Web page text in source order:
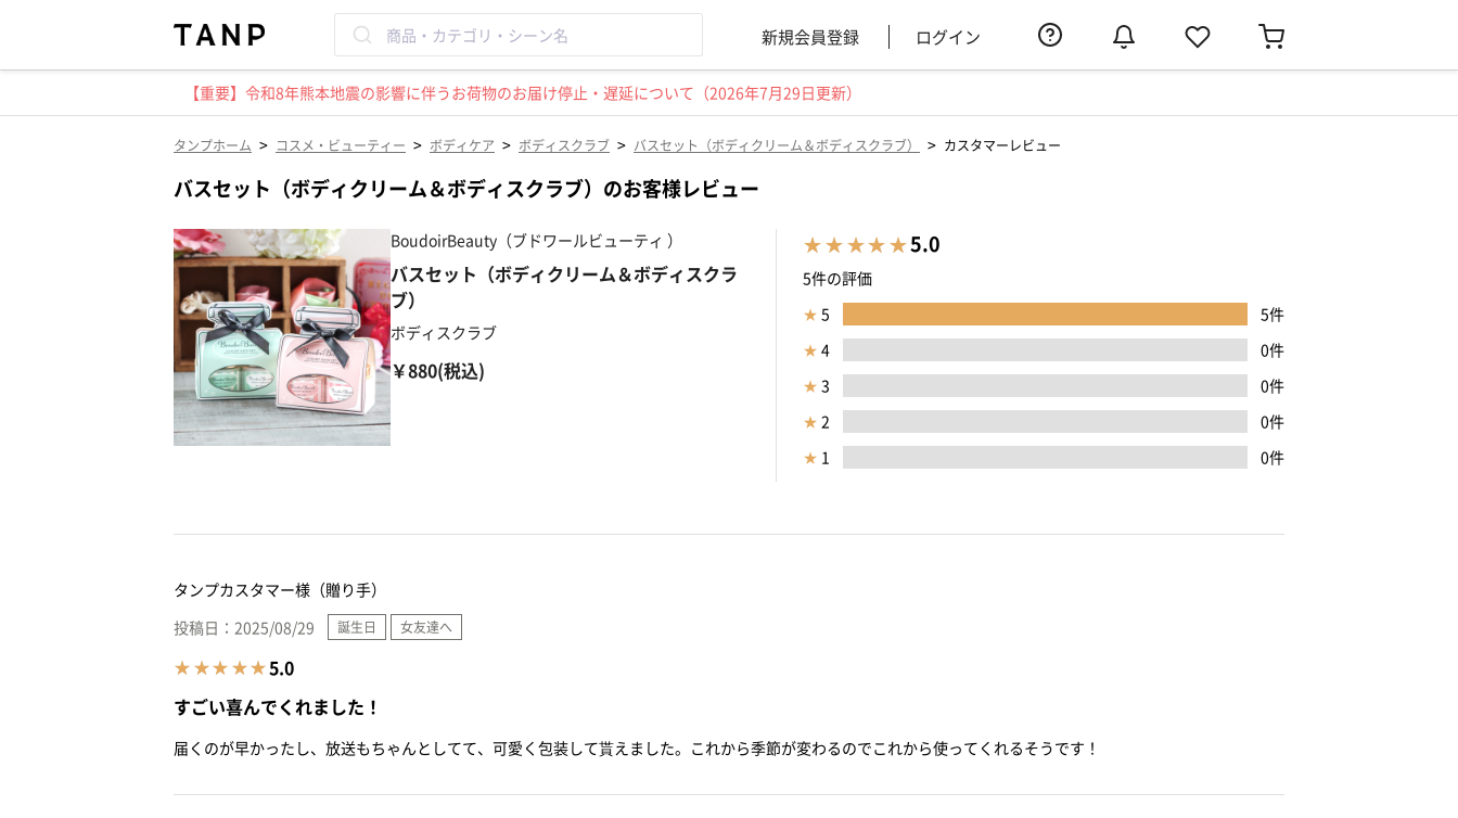
新規会員登録 ログイン
【重要】令和8年熊本地震の影響に伴うお荷物のお届け停止・遅延について（2026年7月29日更新）
タンプホーム > コスメ・ビューティー > ボディケア > ボディスクラブ > バスセット（ボディクリーム＆ボディスクラブ） > カスタマーレビュー
バスセット（ボディクリーム＆ボディスクラブ）のお客様レビュー
BoudoirBeauty（ブドワールビューティ ）
バスセット（ボディクリーム＆ボディスクラ
ブ）
ボディスクラブ
￥880(税込)
5.0
5件の評価
★ 5
5件
★ 4
0件
★ 3
0件
★ 2
0件
★ 1 0件